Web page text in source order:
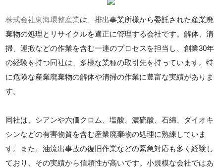
株式会社東海環整産業は、排出事業所様から委託された産業廃
棄物の処理とリサイクルを適正に管理する会社です。解体、清
掃、運搬などの作業を含む一連のプロセスを担当し、創業30年
の経験を持つ同社は、多様な業種の取引先を持っています。特
に危険な産業廃棄物の解体や清掃の作業に豊富な実績がありま
す。
同社は、シアンや六価クロム、塩酸、濃硫酸、石綿、ダイオキ
シンなどの有害物質を含む産業廃棄物の処理に熟練していま
す。また、油流出事故の復旧作業などの緊急対応も多く経験し
ており、その実績から信頼性が高いです。小規模な会社ではあ